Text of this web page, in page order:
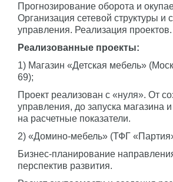
Прогнозирование оборота и
Организация сетевой структуры и
управления. Реализация проектов.
Реализованные проекты:
1) Магазин «Детская мебель»
69);
Проект реализован с «нуля». От
управления, до запуска магазина
на расчетные показатели.
2) «Домино-мебель» (ТФГ
Бизнес-планирование
перспектив развития.